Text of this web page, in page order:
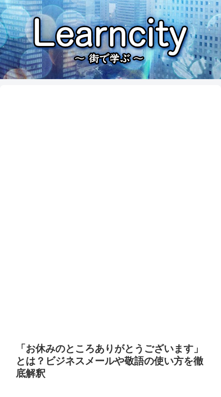
「お休みのところありがとうございます」
とは？ビジネスメールや敬語の使い方を徹
底解釈